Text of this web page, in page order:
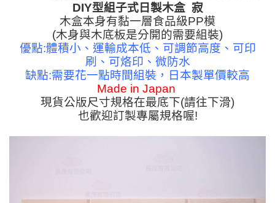
DIY型組子式日製木盒 寂
木盒本身有黏一層食品級PP模
(木身與木底板是分開的需要組裝)
優點:體積小、運輸成本低、可調節高度、可印
刷、可烙印、微防水
缺點:需要花一點時間組裝，日本製單價較高
Made in Japan
現貨公版尺寸規格在最底下(請往下滑)
也歡迎訂製專屬規格喔!